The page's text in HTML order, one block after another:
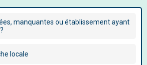
manquantes ou établissement ayant
locale